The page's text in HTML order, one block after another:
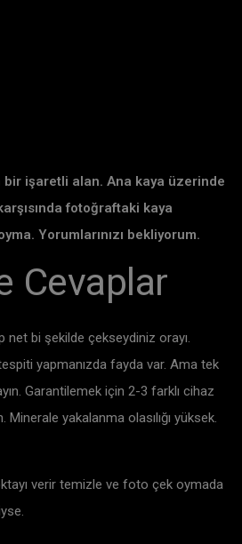
işaretli alan. Ana kaya üzerinde
fotoğraftaki kaya
Yorumlarınızı bekliyorum.
Cevaplar
net bi şekilde çekseydiniz orayı.
yapmanızda fayda var. Ama tek
Garantilemek için 2-3 farklı cihaz
yakalanma olasılığı yüksek.
verir temizle ve foto çek oymada